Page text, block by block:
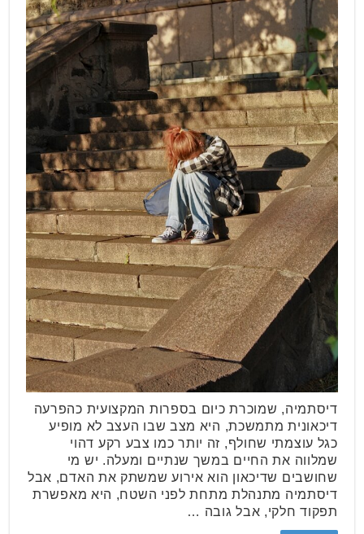
דיסתמיה, שמוכרת כיום בספרות המקצועית כהפרעה
דיכאונית מתמשכת, היא מצב שבו העצב לא מופיע
כגל עוצמתי שחולף, זה יותר כמו צבע רקע דהוי
שמלווה את החיים במשך שנתיים ומעלה. יש מי
שחושבים שדיכאון הוא אירוע שמשתק את האדם, אבל
דיסתמיה מתנהלת מתחת לפני השטח, היא מאפשרת
תפקוד חלקי, אבל גובה …